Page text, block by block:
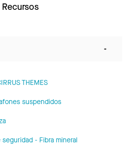
Recursos
-
THEMES
suspendidos
- Fibra mineral